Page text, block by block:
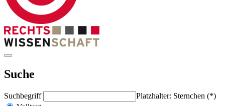
Suche
Suchbegriff
Platzhalter: Sternchen (*)